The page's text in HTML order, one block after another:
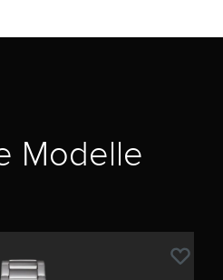
Modelle